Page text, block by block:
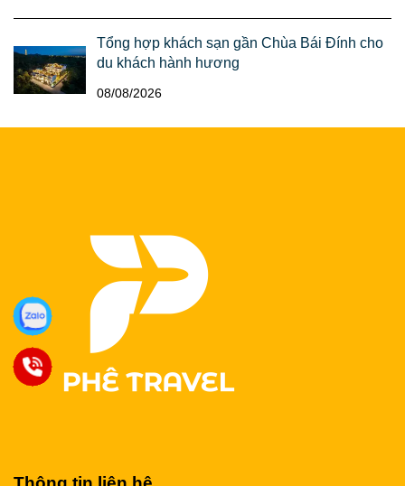
Tổng hợp khách sạn gần Chùa Bái Đính cho
du khách hành hương
08/08/2026